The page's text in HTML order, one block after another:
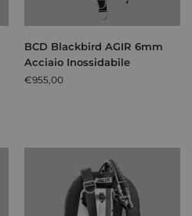
BCD Blackbird AGIR 6mm
Acciaio Inossidabile
€955,00